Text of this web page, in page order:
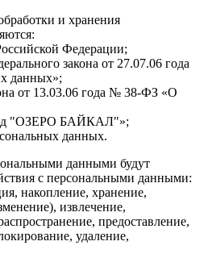
и хранения
Федерации;
закона от 27.07.06 года
данных»;
от 13.03.06 года № 38-ФЗ «О
"ОЗЕРО БАЙКАЛ"»;
данных.
данными будут
с персональными данными:
накопление, хранение,
извлечение,
предоставление,
удаление,